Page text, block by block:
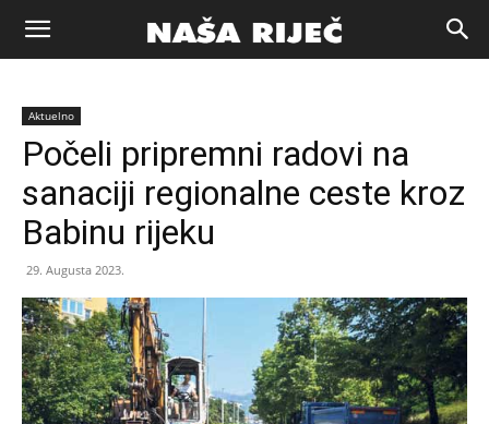
Naša
riječ
Zenica
Aktuelno
Počeli pripremni radovi na
sanaciji regionalne ceste kroz
Babinu rijeku
29. Augusta 2023.